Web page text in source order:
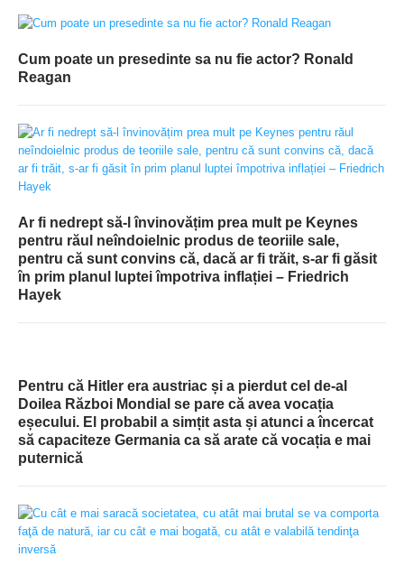
Cum poate un presedinte sa nu fie actor? Ronald
Reagan
Ar fi nedrept să-l învinovățim prea mult pe Keynes
pentru răul neîndoielnic produs de teoriile sale,
pentru că sunt convins că, dacă ar fi trăit, s-ar fi găsit
în prim planul luptei împotriva inflației – Friedrich
Hayek
Pentru că Hitler era austriac și a pierdut cel de-al
Doilea Război Mondial se pare că avea vocația
eșecului. El probabil a simțit asta și atunci a încercat
să capaciteze Germania ca să arate că vocația e mai
puternică